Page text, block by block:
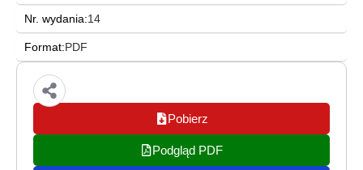
Nr. wydania:14
Format:PDF
Pobierz
Podgląd PDF